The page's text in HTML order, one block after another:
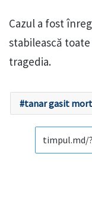
Cazul a fost
stabilească
tragedia.
tanar gasit